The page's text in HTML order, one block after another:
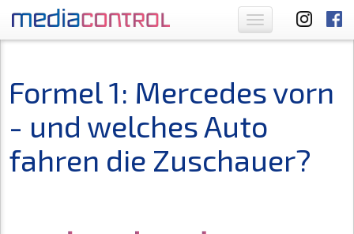
Toggle
navigation
Formel 1: Mercedes vorn
- und welches Auto
fahren die Zuschauer?